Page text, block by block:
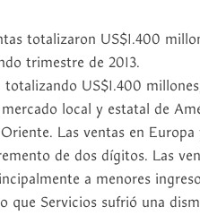
totalizaron US$1.400
trimestre de 2013.
US$1.400
local y estatal de
Las ventas en
de dos dígitos. Las
a menores
que Servicios sufrió una